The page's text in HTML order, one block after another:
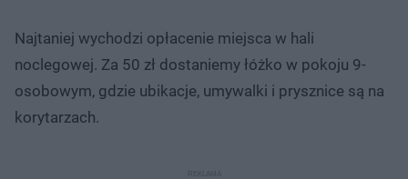
Najtaniej wychodzi opłacenie miejsca w hali
noclegowej. Za 50 zł dostaniemy łóżko w pokoju 9-
osobowym, gdzie ubikacje, umywalki i prysznice są na
korytarzach.